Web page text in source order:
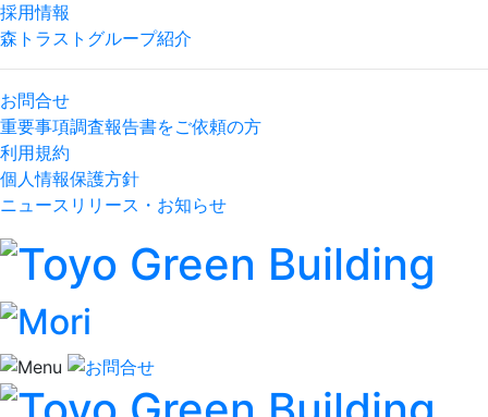
採用情報
森トラストグループ紹介
お問合せ
重要事項調査報告書をご依頼の方
利用規約
個人情報保護方針
ニュースリリース・お知らせ